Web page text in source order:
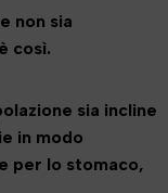
non sia
così.
sia incline
in modo
per lo stomaco,